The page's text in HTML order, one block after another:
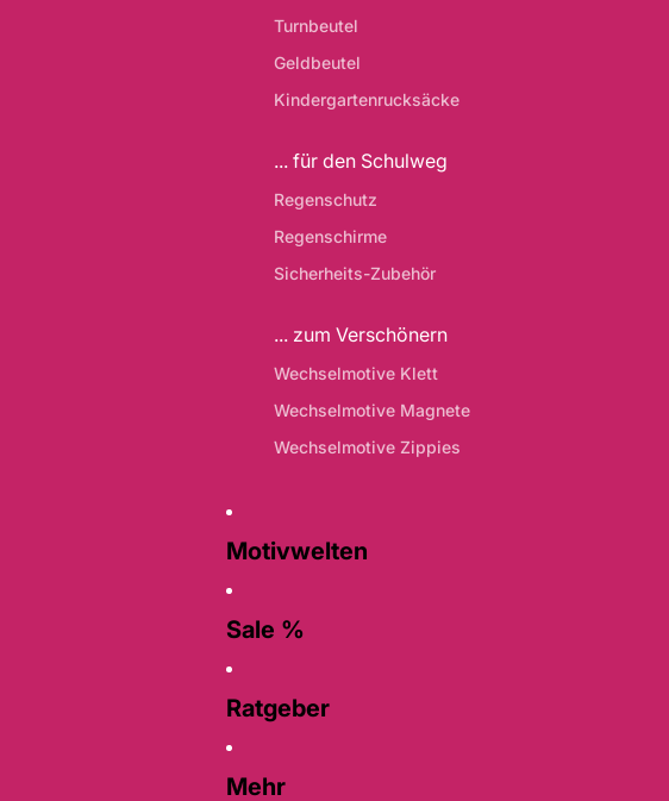
Turnbeutel
Geldbeutel
Kindergartenrucksäcke
... für den Schulweg
Regenschutz
Regenschirme
Sicherheits-Zubehör
... zum Verschönern
Wechselmotive Klett
Wechselmotive Magnete
Wechselmotive Zippies
Motivwelten
Sale %
Ratgeber
Mehr